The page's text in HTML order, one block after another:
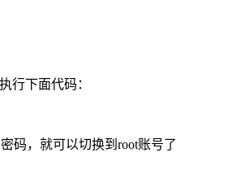
行下面代码：
码，就可以切换到root账号了